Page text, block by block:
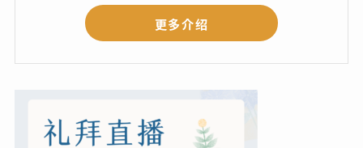
更多介绍